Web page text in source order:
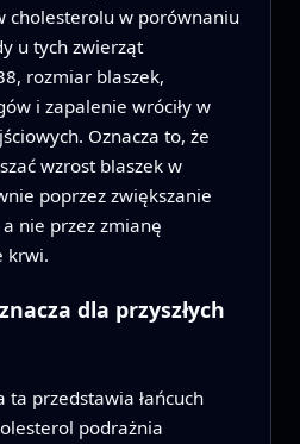
cholesterolu w porównaniu
u tych zwierząt
rozmiar blaszek,
i zapalenie wróciły w
Oznacza to, że
wzrost blaszek w
poprzez zwiększanie
nie przez zmianę
krwi.
dla przyszłych
ta przedstawia łańcuch
podrażnia